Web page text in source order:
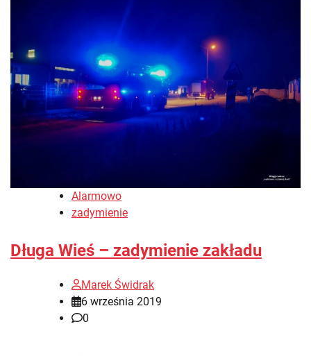
Alarmowo
zadymienie
Długa Wieś – zadymienie zakładu
Marek Świdrak
6 września 2019
0